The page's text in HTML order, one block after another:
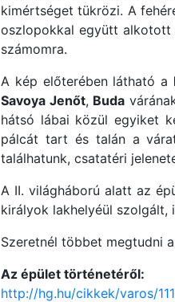
kimértséget tükrözi. A
oszlopokkal együtt alkotott
számomra.
A kép előterében látható a
Savoya Jenőt, Buda
hátsó lábai közül egyiket
pálcát tart és talán a
találhatunk, csatatéri
A II. világháború alatt az
királyok lakhelyéül szolgált,
Szeretnél többet megtudni
Az épület történetéről:
http://hg.hu/cikkek/varos/